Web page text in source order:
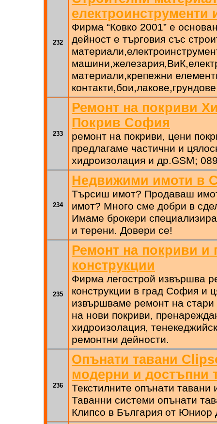
232
Фирма “Ковко 2001” е
дейност е търговия със
материали,крепежни
233
Ремонт на покриви
Покрив София
ремонт на покриви, цени
предлагаме частични и
хидроизолация и др.GSM;
234
Недвижими имоти в
Търсиш имот? Продаваш
имот? Много сме добри в
Имаме брокери
и терени. Довери се!
235
Ремонт на покриви и
конструкции
Фирма легострой извършва
конструкции в град София и
извършваме ремонт на стари
на нови покриви,
хидроизолация,
ремонтни дейности.
236
Опънати тавани
модерни и достъпни
Текстилните опънати тавани
Таванни системи опънати
Клипсо в България от Юниор